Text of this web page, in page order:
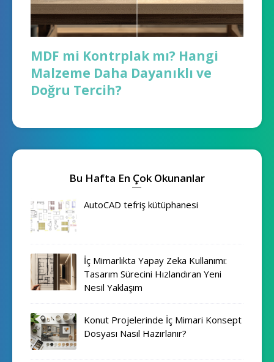
MDF mi Kontrplak mı? Hangi
Malzeme Daha Dayanıklı ve
Doğru Tercih?
Bu Hafta En Çok Okunanlar
AutoCAD tefriş kütüphanesi
İç Mimarlıkta Yapay Zeka Kullanımı:
Tasarım Sürecini Hızlandıran Yeni
Nesil Yaklaşım
Konut Projelerinde İç Mimari Konsept
Dosyası Nasıl Hazırlanır?